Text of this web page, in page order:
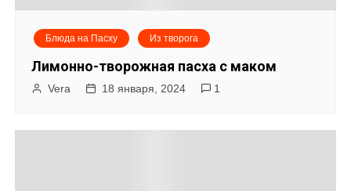
Блюда на Пасху Из творога
Лимонно-творожная пасха с маком
Vera 18 января, 2024 1